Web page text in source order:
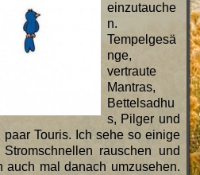
einzutauche
n.
Tempelgesä
nge,
vertraute
Mantras,
Bettelsadhu
s, Pilger und
Touris. Ich sehe so einige
rauschen und
auch mal danach umzusehen.